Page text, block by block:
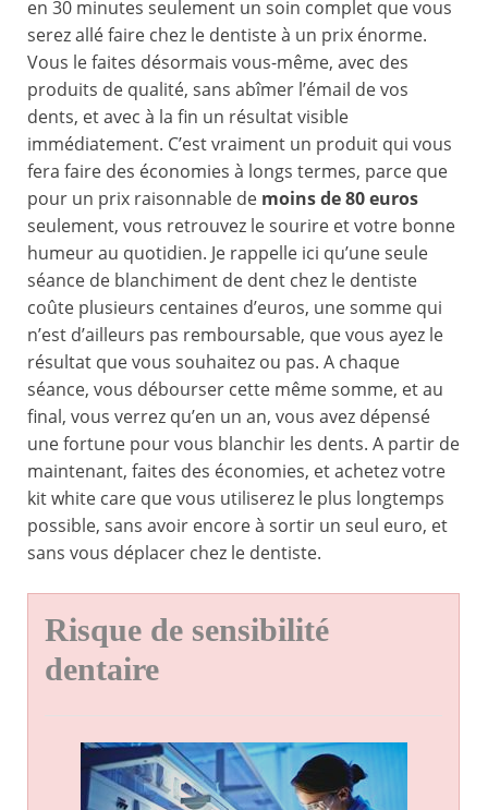
en 30 minutes seulement un soin complet que vous
serez allé faire chez le dentiste à un prix énorme.
Vous le faites désormais vous-même, avec des
produits de qualité, sans abîmer l’émail de vos
dents, et avec à la fin un résultat visible
immédiatement. C’est vraiment un produit qui vous
fera faire des économies à longs termes, parce que
pour un prix raisonnable de moins de 80 euros
seulement, vous retrouvez le sourire et votre bonne
humeur au quotidien. Je rappelle ici qu’une seule
séance de blanchiment de dent chez le dentiste
coûte plusieurs centaines d’euros, une somme qui
n’est d’ailleurs pas remboursable, que vous ayez le
résultat que vous souhaitez ou pas. A chaque
séance, vous débourser cette même somme, et au
final, vous verrez qu’en un an, vous avez dépensé
une fortune pour vous blanchir les dents. A partir de
maintenant, faites des économies, et achetez votre
kit white care que vous utiliserez le plus longtemps
possible, sans avoir encore à sortir un seul euro, et
sans vous déplacer chez le dentiste.
Risque de sensibilité
dentaire